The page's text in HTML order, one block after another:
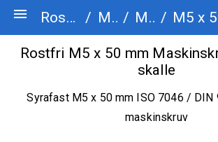
menu Rostfriskruv.se / Maskinskruv / Maskinskruv försänkt skalle / M5 x
Rostfri M5 x 50 mm
skalle
Syrafast M5 x 50 mm ISO 7046 / DIN
maskinskruv